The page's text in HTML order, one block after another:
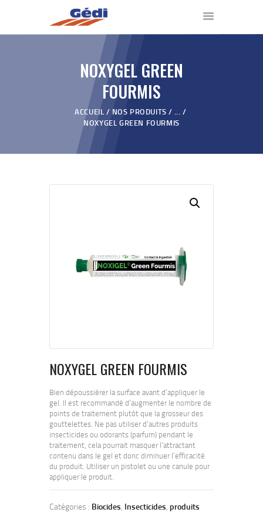
NOXYGEL GREEN
FOURMIS
ACCUEIL NOS PRODUITS
...
NOXYGEL GREEN FOURMIS
ACCUEIL
NOS PRODUITS
QUI SOMMES NOUS ?
VIDÉOS
REVENDEURS
NOXYGEL GREEN FOURMIS
Bien dépoussiérer la surface avant d’appliquer le
gel. Il est recommandé d’augmenter le nombre de
points de traitement plutôt que la grosseur des
gouttelettes. Ne pas utiliser d’autres produits
insecticides ou odorants (parfum) pendant le
traitement, cela pourrait masquer l’attractant
contenu dans le gel et donc diminuer l’efficacité
du produit. Utiliser un pistolet ou une canule pour
appliquer le produit.
Catégories : Biocides, Insecticides, produits